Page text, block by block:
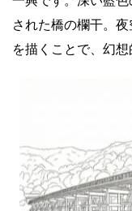
された橋の欄干。
を描くことで、幻想